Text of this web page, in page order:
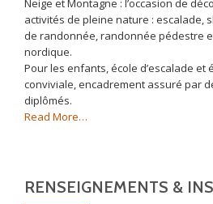
Neige et Montagne : l’occasion de
activités de pleine nature : escalade,
de randonnée, randonnée pédestre
nordique.
Pour les enfants, école d’escalade et
conviviale, encadrement assuré par
diplômés.
Read Moreabout
…
RENSEIGNEMENTS &